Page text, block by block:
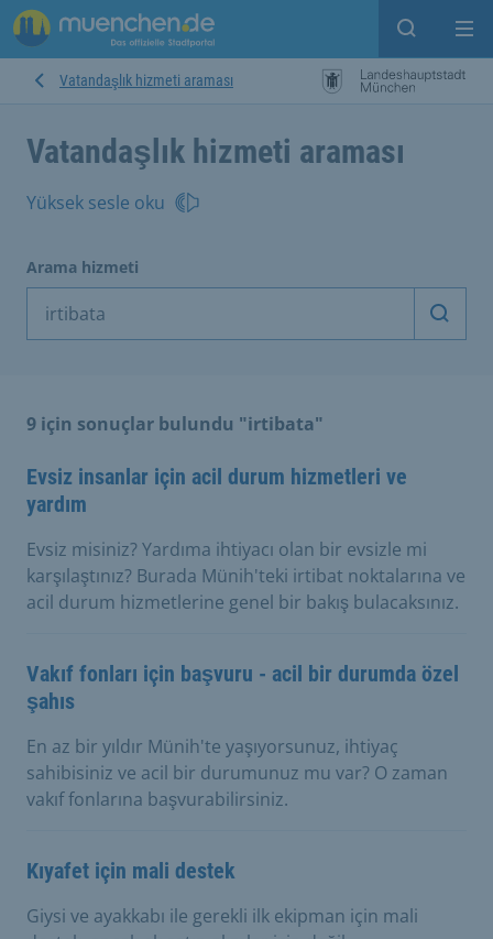
Open
Vatandaşlık hizmeti araması
Vatandaşlık hizmeti araması
Yüksek sesle oku
Arama hizmeti
9 için sonuçlar bulundu "irtibata"
Evsiz insanlar için acil durum hizmetleri ve
yardım
Evsiz misiniz? Yardıma ihtiyacı olan bir evsizle mi
karşılaştınız? Burada Münih'teki irtibat noktalarına ve
acil durum hizmetlerine genel bir bakış bulacaksınız.
Vakıf fonları için başvuru - acil bir durumda özel
şahıs
En az bir yıldır Münih'te yaşıyorsunuz, ihtiyaç
sahibisiniz ve acil bir durumunuz mu var? O zaman
vakıf fonlarına başvurabilirsiniz.
Kıyafet için mali destek
Giysi ve ayakkabı ile gerekli ilk ekipman için mali